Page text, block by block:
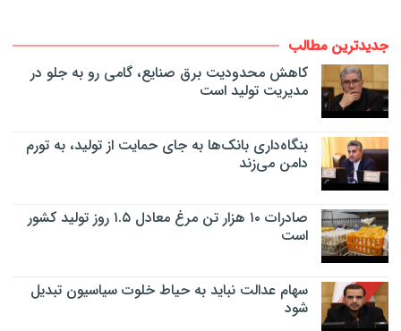
جدیدترین مطالب
کاهش محدودیت برق صنایع، گامی رو به جلو در
مدیریت تولید است
بنگاه‌داری بانک‌ها به جای حمایت از تولید، به تورم
دامن می‌زند
صادرات ۱۰ هزار تن مرغ معادل ۱.۵ روز تولید کشور
است
سهام عدالت نباید به حیاط خلوت سیاسیون تبدیل
شود